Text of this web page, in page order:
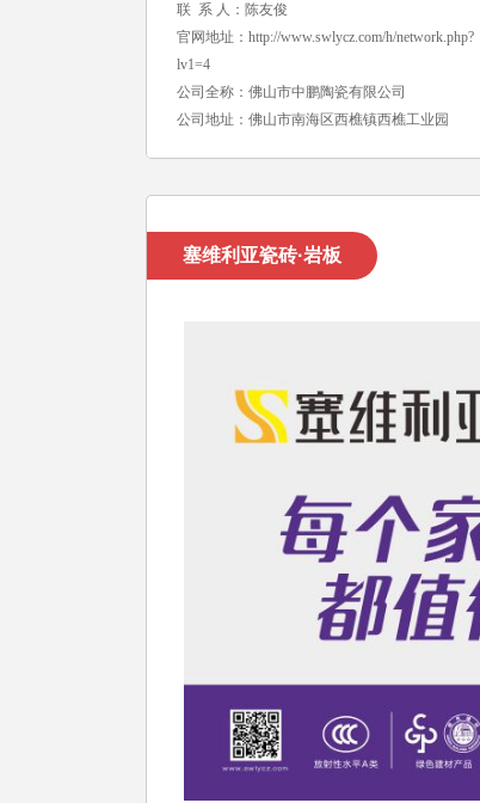
联 系 人：陈友俊
官网地址： http://www.swlycz.com/h/network.php?
lv1=4
公司全称：佛山市中鹏陶瓷有限公司
公司地址：佛山市南海区西樵镇西樵工业园
塞维利亚瓷砖·岩板